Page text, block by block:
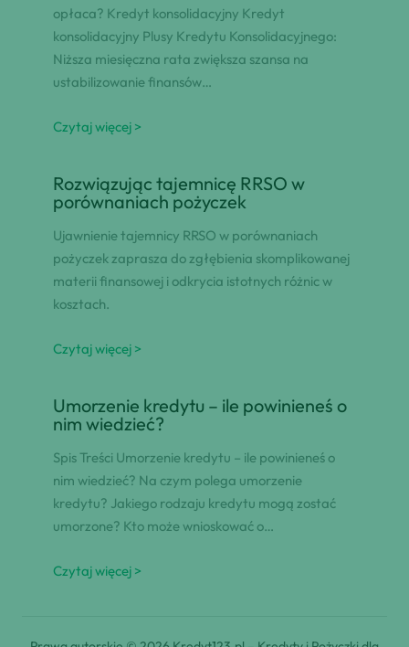
opłaca? Kredyt konsolidacyjny Kredyt
konsolidacyjny Plusy Kredytu Konsolidacyjnego:
Niższa miesięczna rata zwiększa szansa na
ustabilizowanie finansów…
Czytaj więcej >
Rozwiązując tajemnicę RRSO w
porównaniach pożyczek
Ujawnienie tajemnicy RRSO w porównaniach
pożyczek zaprasza do zgłębienia skomplikowanej
materii finansowej i odkrycia istotnych różnic w
kosztach.
Czytaj więcej >
Umorzenie kredytu – ile powinieneś o
nim wiedzieć?
Spis Treści Umorzenie kredytu – ile powinieneś o
nim wiedzieć? Na czym polega umorzenie
kredytu? Jakiego rodzaju kredytu mogą zostać
umorzone? Kto może wnioskować o…
Czytaj więcej >